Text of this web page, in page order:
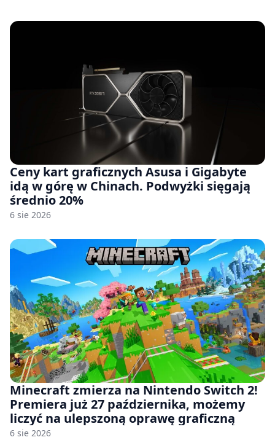
Ceny kart graficznych Asusa i Gigabyte
idą w górę w Chinach. Podwyżki sięgają
średnio 20%
6 sie 2026
Minecraft zmierza na Nintendo Switch 2!
Premiera już 27 października, możemy
liczyć na ulepszoną oprawę graficzną
6 sie 2026